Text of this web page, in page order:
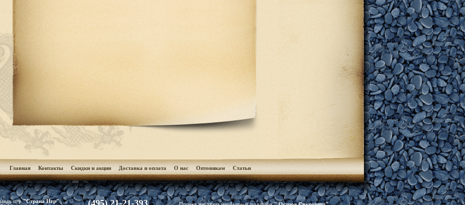
Главная Контакты Скидки и акции Доставка и оплата О нас Оптовикам Cтатьи
игр"Страна Игр"
(495) 21-21-393